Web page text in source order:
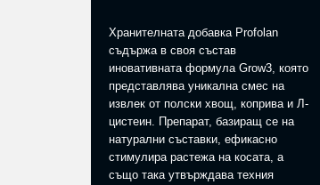
Хранителната добавка Profolan
съдържа в своя състав
иновативната формула Grow3, която
представлява уникална смес на
извлек от полски хвощ, коприва и Л-
цистеин. Препарат, базиращ се на
натурални съставки, ефикасно
стимулира растежа на косата, а
също така утвърждава техния